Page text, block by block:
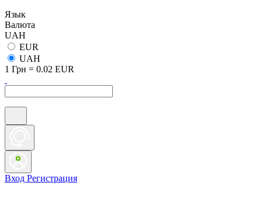
Язык
Валюта
UAH
EUR
UAH
1 Грн = 0.02 EUR
Вход Регистрация